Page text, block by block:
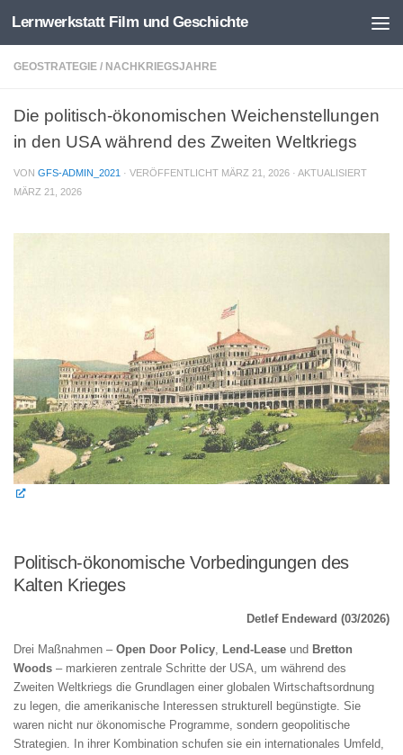
Zum Inhalt springen
Lernwerkstatt Film und Geschichte
GEOSTRATEGIE / NACHKRIEGSJAHRE
Die politisch-ökonomischen Weichenstellungen
in den USA während des Zweiten Weltkriegs
VON GFS-ADMIN_2021 · VERÖFFENTLICHT MÄRZ 21, 2026 · AKTUALISIERT
MÄRZ 21, 2026
Politisch-ökonomische Vorbedingungen des
Kalten Krieges
Detlef Endeward (03/2026)
Drei Maßnahmen – Open Door Policy, Lend‑Lease und Bretton
Woods – markieren zentrale Schritte der USA, um während des
Zweiten Weltkriegs die Grundlagen einer globalen Wirtschaftsordnung
zu legen, die amerikanische Interessen strukturell begünstigte. Sie
waren nicht nur ökonomische Programme, sondern geopolitische
Strategien. In ihrer Kombination schufen sie ein internationales Umfeld,